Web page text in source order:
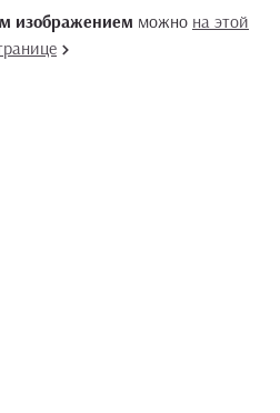
изображением можно на этой